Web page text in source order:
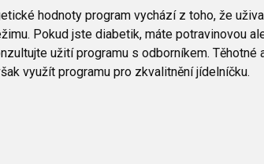
hodnoty program vychází z toho, že
Pokud jste diabetik, máte potravinovou
užití programu s odborníkem. Těhotné
využít programu pro zkvalitnění jídelníčku.